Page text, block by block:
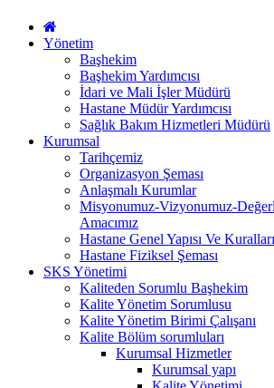
Yönetim
Başhekim
Başhekim Yardımcısı
İdari ve Mali İşler Müdürü
Hastane Müdür Yardımcısı
Sağlık Bakım Hizmetleri Müdürü
Kurumsal
Tarihçemiz
Organizasyon Şeması
Anlaşmalı Kurumlar
Misyonumuz-Vizyonumuz-
Amacımız
Hastane Genel Yapısı Ve Kuralları
Hastane Fiziksel Şeması
SKS Yönetimi
Kaliteden Sorumlu Başhekim
Kalite Yönetim Sorumlusu
Kalite Yönetim Birimi Çalışanı
Kalite Bölüm sorumluları
Kurumsal Hizmetler
Kurumsal yapı